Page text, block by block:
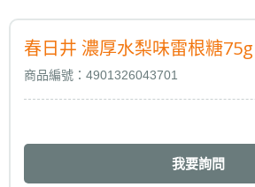
春日井 濃厚水梨味雷根糖75g
商品編號：4901326043701
我要詢問